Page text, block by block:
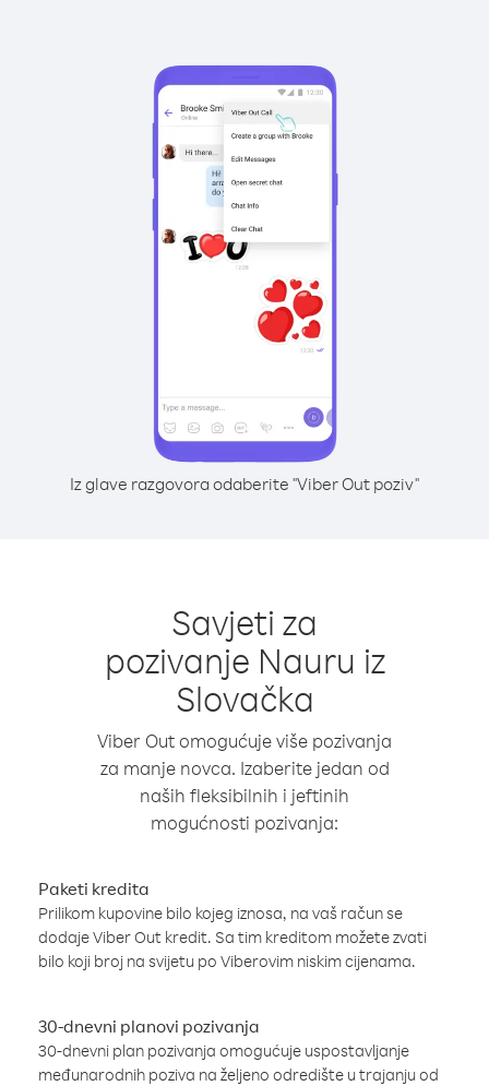
Iz glave razgovora odaberite "Viber Out poziv"
Savjeti za
pozivanje Nauru iz
Slovačka
Viber Out omogućuje više pozivanja
za manje novca. Izaberite jedan od
naših fleksibilnih i jeftinih
mogućnosti pozivanja:
Paketi kredita
Prilikom kupovine bilo kojeg iznosa, na vaš račun se
dodaje Viber Out kredit. Sa tim kreditom možete zvati
bilo koji broj na svijetu po Viberovim niskim cijenama.
30-dnevni planovi pozivanja
30-dnevni plan pozivanja omogućuje uspostavljanje
međunarodnih poziva na željeno odredište u trajanju od